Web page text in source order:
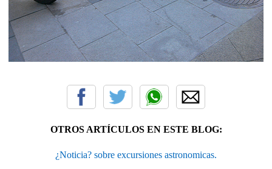
OTROS ARTÍCULOS EN ESTE BLOG:
¿Noticia? sobre excursiones astronomicas.